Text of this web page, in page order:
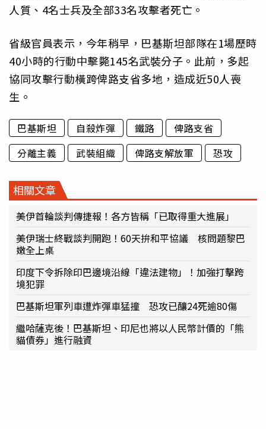
人質、4名士兵及全部33名攻擊者死亡。
省級官員表示，今年稍早，巴基斯坦部隊在1場歷時
40小時的行動中擊斃145名武裝分子。此前，多起
協同攻擊行動橫跨俾路支省多地，造成近50人喪
生。
巴基斯坦 自殺炸彈 鐵路
俾路支省
分離主義
武裝組織 俾路支解放軍 恐攻
相關文章
美伊首輪談判傳捷報！各方皆稱「已取得重大進展」
美伊瑞士終戰談判開跑！60天拚和平協議 核問題黎巴
嫩全上桌
印度下令拆除印巴邊境沿線「違法建物」！加強打擊跨
境犯罪
巴基斯坦軍列車遭炸彈車猛撞 恐攻已釀24死逾80傷
繼哈薩克後！巴基斯坦、印尼也將以人民幣計價的「熊
貓債券」進行融資